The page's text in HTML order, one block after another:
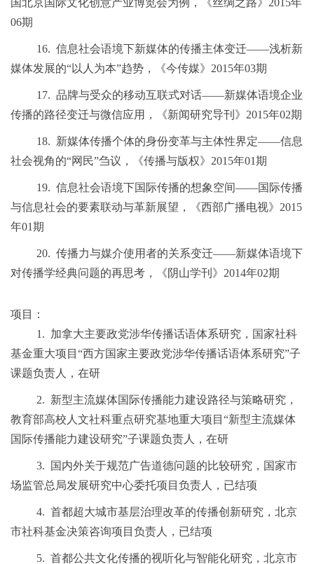
国北京国际文化创意产业博览会为例，《丝绸之路》 2015年
06期
16. 信息社会语境下新媒体的传播主体变迁——浅析新
媒体发展的“以人为本”趋势，《今传媒》 2015年03期
17. 品牌与受众的移动互联式对话——新媒体语境企业
传播的路径变迁与微信应用，《新闻研究导刊》 2015年02期
18. 新媒体传播个体的身份变革与主体性界定——信息
社会视角的“网民”刍议，《传播与版权》 2015年01期
19. 信息社会语境下国际传播的想象空间——国际传播
与信息社会的要素联动与革新展望，《西部广播电视》 2015
年01期
20. 传播力与媒介使用者的关系变迁——新媒体语境下
对传播学经典问题的再思考，《阴山学刊》 2014年02期
项目：
1. 加拿大主要政党涉华传播话语体系研究，国家社科
基金重大项目 “西方国家主要政党涉华传播话语体系研究”子
课题负责人，在研
2. 新型主流媒体国际传播能力建设路径与策略研究，
教育部高校人文社科重点研究基地重大项目 “新型主流媒体
国际传播能力建设研究”子课题负责人，在研
3.
国内外关于规范广告道德问题的比较研究，国家市
场监管总局发展研究中心委托项目负责人，已结项
4. 首都超大城市基层治理改革的传播创新研究，北京
市社科基金决策咨询项目负责人，已结项
5. 首都公共文化传播的视听化与智能化研究，北京市